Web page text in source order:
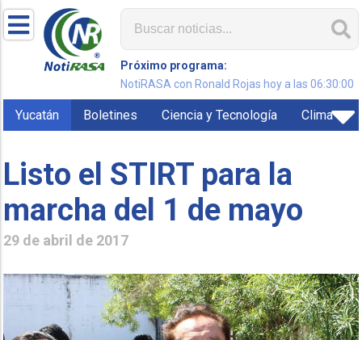
Próximo programa:
NotiRASA con Ronald Rojas hoy a las 06:30:00
Yucatán Boletines Ciencia y Tecnología Clima
Listo el STIRT para la
marcha del 1 de mayo
29 de abril de 2017